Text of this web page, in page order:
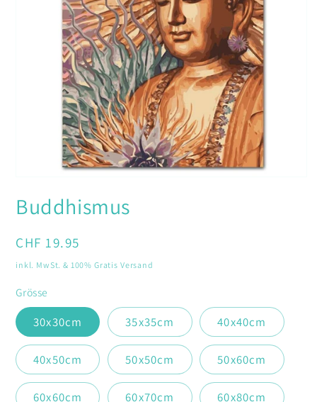
in
Modal
Buddhismus
Normaler
Preis
CHF 19.95
inkl. MwSt. & 100% Gratis Versand
Grösse
30x30cm 35x35cm 40x40cm
40x50cm 50x50cm 50x60cm
60x60cm 60x70cm 60x80cm